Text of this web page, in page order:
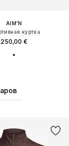
AIM'N
куртка
250,00 €